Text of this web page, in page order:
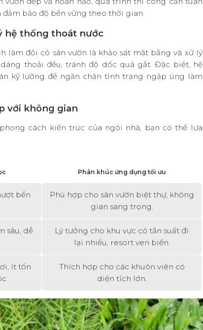
bảo độ bền vững theo thời gian.
hệ thống thoát nước
làm đồi cỏ sân vườn là khảo sát mặt bằng và xử lý
thoải đều, tránh độ dốc quá gắt.Đặc biệt, hệ
kỹ lưỡng để ngăn chặn tình trạng ngập úng làm
với không gian
cách kiến trúc của ngôi nhà, bạn có thể lựa
Phân khúc ứng dụng tối ưu
bền
Phù hợp cho sân vườn biệt thự, không
gian sang trọng.
sâu, dễ
Lý tưởng cho khu vực có tần suất đi
lại nhiều, resort ven biển.
ít tốn
Thích hợp cho các khuôn viên có
diện tích lớn.